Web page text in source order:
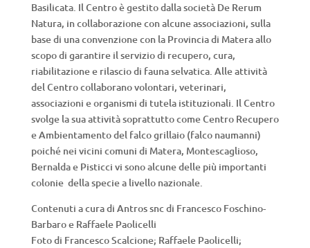
Basilicata. Il Centro è gestito dalla società De Rerum
Natura, in collaborazione con alcune associazioni, sulla
base di una convenzione con la Provincia di Matera allo
scopo di garantire il servizio di recupero, cura,
riabilitazione e rilascio di fauna selvatica. Alle attività
del Centro collaborano volontari, veterinari,
associazioni e organismi di tutela istituzionali. Il Centro
svolge la sua attività soprattutto come Centro Recupero
e Ambientamento del falco grillaio (falco naumanni)
poiché nei vicini comuni di Matera, Montescaglioso,
Bernalda e Pisticci vi sono alcune delle più importanti
colonie della specie a livello nazionale.
Contenuti a cura di Antros snc di Francesco Foschino-
Barbaro e Raffaele Paolicelli
Foto di Francesco Scalcione; Raffaele Paolicelli;